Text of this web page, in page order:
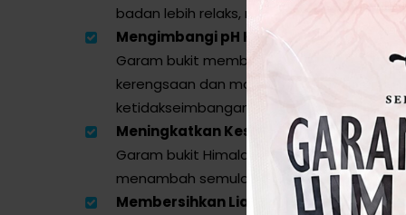
badan lebih relaks, memudahkan tidur
Mengimbangi pH Kulit:
Garam bukit membantu
kerengsaan dan masalah kulit yang
ketidakseimbangan asid.
Meningkatkan Keseimbangan
Garam bukit Himalaya mengandungi
menambah semula elektrolit badan,
Membersihkan Liang Pori:Mandian ini